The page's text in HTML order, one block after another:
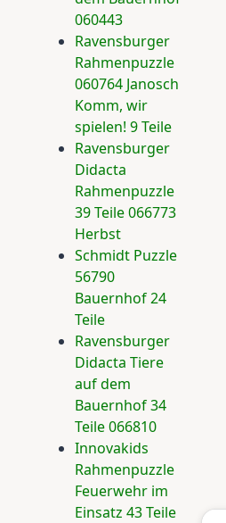
060443
Ravensburger
Rahmenpuzzle
060764 Janosch
Komm, wir
spielen! 9 Teile
Ravensburger
Didacta
Rahmenpuzzle
39 Teile 066773
Herbst
Schmidt Puzzle
56790
Bauernhof 24
Teile
Ravensburger
Didacta Tiere
auf dem
Bauernhof 34
Teile 066810
Innovakids
Rahmenpuzzle
Feuerwehr im
Einsatz 43 Teile